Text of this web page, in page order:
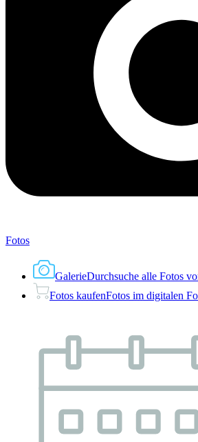
Fotos
GalerieDurchsuche alle Fotos
Fotos kaufenFotos im digitalen